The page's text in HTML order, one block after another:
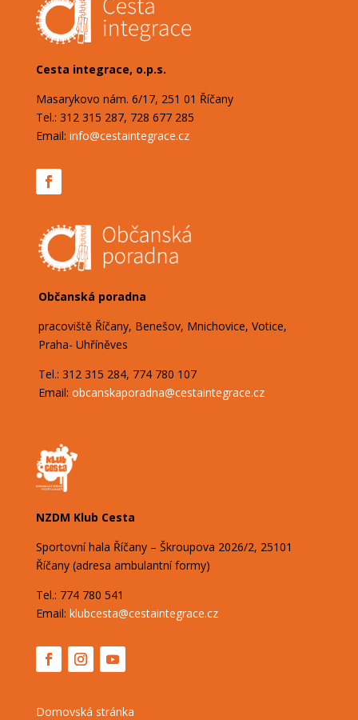
Cesta integrace, o.p.s.
Masarykovo nám. 6/17, 251 01 Říčany
Tel.: 312 315 287, 728 677 285
Email: info@cestaintegrace.cz
Občanská poradna
pracoviště Říčany, Benešov, Mnichovice, Votice,
Praha- Uhříněves
Tel.: 312 315 284, 774 780 107
Email: obcanskaporadna@cestaintegrace.cz
NZDM Klub Cesta
Sportovní hala Říčany – Škroupova 2026/2, 25101
Říčany (adresa ambulantní formy)
Tel.: 774 780 541
Email: klubcesta@cestaintegrace.cz
Domovská stránka